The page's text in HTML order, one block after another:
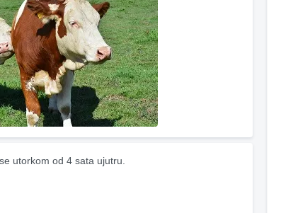
utorkom od 4 sata ujutru.